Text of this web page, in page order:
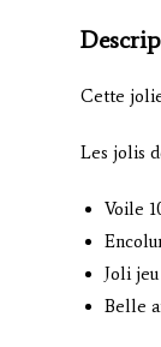
Cette
Les jolis
Voile
Joli
Belle